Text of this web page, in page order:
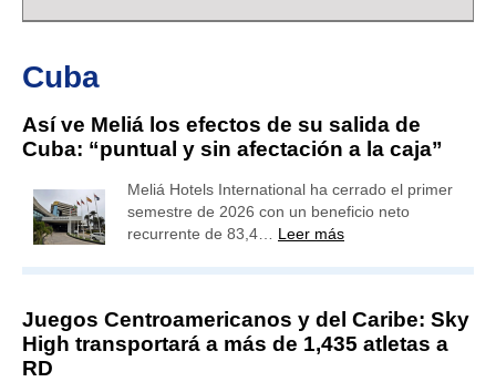
Cuba
Así ve Meliá los efectos de su salida de
Cuba: “puntual y sin afectación a la caja”
Meliá Hotels International ha cerrado el primer
semestre de 2026 con un beneficio neto
recurrente de 83,4… Leer más
Juegos Centroamericanos y del Caribe: Sky
High transportará a más de 1,435 atletas a
RD